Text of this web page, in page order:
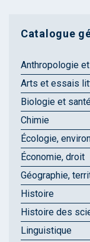
Catalogue
Anthropologie
Arts et essais
Biologie et
Chimie
Écologie,
Économie, droit
Géographie,
Histoire
Histoire des
Linguistique